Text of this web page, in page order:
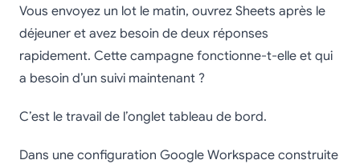
Vous envoyez un lot le matin, ouvrez Sheets après le
déjeuner et avez besoin de deux réponses
rapidement. Cette campagne fonctionne-t-elle et qui
a besoin d’un suivi maintenant ?
C’est le travail de l’onglet tableau de bord.
Dans une configuration Google Workspace construite